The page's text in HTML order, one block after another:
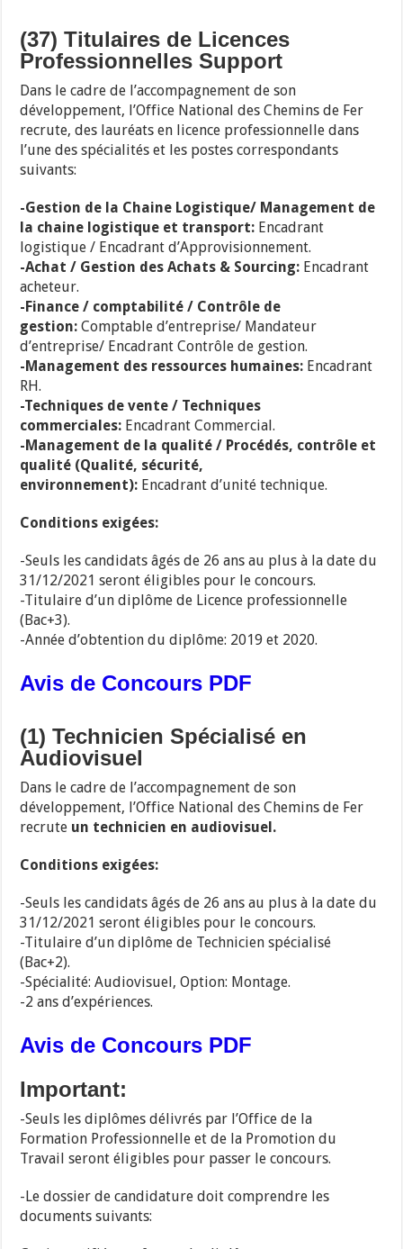
(37) Titulaires de Licences
Professionnelles Support
Dans le cadre de l’accompagnement de son
développement, l’Office National des Chemins de Fer
recrute, des lauréats en licence professionnelle dans
l’une des spécialités et les postes correspondants
suivants:
-Gestion de la Chaine Logistique/ Management de
la chaine logistique et transport: Encadrant
logistique / Encadrant d’Approvisionnement.
-Achat / Gestion des Achats & Sourcing: Encadrant
acheteur.
-Finance / comptabilité / Contrôle de
gestion: Comptable d’entreprise/ Mandateur
d’entreprise/ Encadrant Contrôle de gestion.
-Management des ressources humaines: Encadrant
RH.
-Techniques de vente / Techniques
commerciales: Encadrant Commercial.
-Management de la qualité / Procédés, contrôle et
qualité (Qualité, sécurité,
environnement): Encadrant d’unité technique.
Conditions exigées:
-Seuls les candidats âgés de 26 ans au plus à la date du
31/12/2021 seront éligibles pour le concours.
-Titulaire d’un diplôme de Licence professionnelle
(Bac+3).
-Année d’obtention du diplôme: 2019 et 2020.
Avis de Concours PDF
(1) Technicien Spécialisé en
Audiovisuel
Dans le cadre de l’accompagnement de son
développement, l’Office National des Chemins de Fer
recrute un technicien en audiovisuel.
Conditions exigées:
-Seuls les candidats âgés de 26 ans au plus à la date du
31/12/2021 seront éligibles pour le concours.
-Titulaire d’un diplôme de Technicien spécialisé
(Bac+2).
-Spécialité: Audiovisuel, Option: Montage.
-2 ans d’expériences.
Avis de Concours PDF
Important:
-Seuls les diplômes délivrés par l’Office de la
Formation Professionnelle et de la Promotion du
Travail seront éligibles pour passer le concours.
-Le dossier de candidature doit comprendre les
documents suivants: